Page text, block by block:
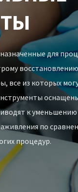
для
все из которых
к уменьшению
по
процедур.